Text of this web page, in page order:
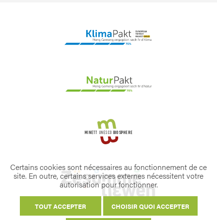
Certains cookies sont nécessaires au fonctionnement de ce
site. En outre, certains services externes nécessitent votre
autorisation pour fonctionner.
TOUT ACCEPTER CHOISIR QUOI ACCEPTER